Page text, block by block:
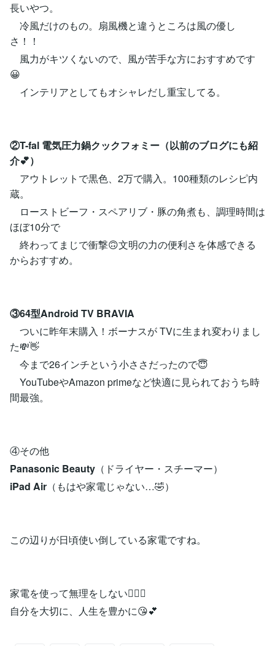
長いやつ。
冷風だけのもの。扇風機と違うところは風の優し
さ！！
風力がキツくないので、風が苦手な方におすすめです
😀
インテリアとしてもオシャレだし重宝してる。
②T-fal 電気圧力鍋クックフォミー（以前のブログにも紹
介💕）
アウトレットで黒色、2万で購入。100種類のレシピ内
蔵。
ローストビーフ・スペアリブ・豚の角煮も、調理時間は
ほぼ10分で
終わってまじで衝撃🙃文明の力の便利さを体感できる
からおすすめ。
③64型Android TV BRAVIA
ついに昨年末購入！ボーナスが TVに生まれ変わりまし
た💸👋
今まで26インチという小ささだったので😇
YouTubeやAmazon primeなど快適に見られておうち時
間最強。
④その他
Panasonic Beauty （ドライヤー・スチーマー）
iPad Air （もはや家電じゃない…🤣）
この辺りが日頃使い倒している家電ですね。
家電を使って無理をしない🙅🏽‍♀️
自分を大切に、人生を豊かに😘💕